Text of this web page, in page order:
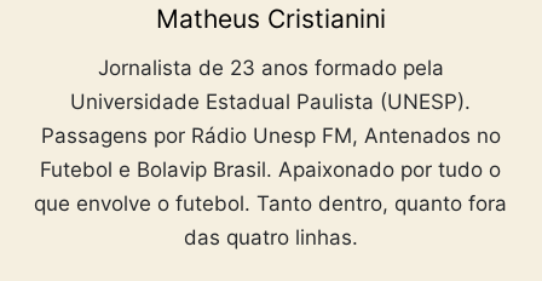
Matheus Cristianini
Jornalista de 23 anos formado pela
Universidade Estadual Paulista (UNESP).
Passagens por Rádio Unesp FM, Antenados no
Futebol e Bolavip Brasil. Apaixonado por tudo o
que envolve o futebol. Tanto dentro, quanto fora
das quatro linhas.